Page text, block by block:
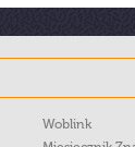
Woblink